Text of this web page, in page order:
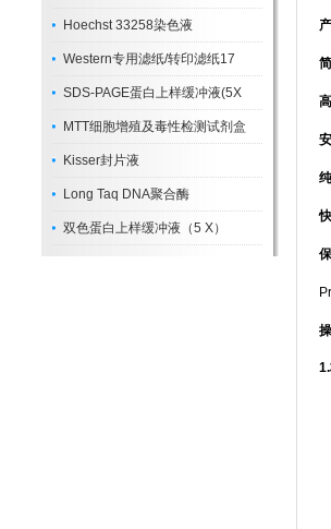
Hoechst 33258染色液
Western专用滤纸/转印滤纸17
SDS-PAGE蛋白上样缓冲液(5X
MTT细胞增殖及毒性检测试剂盒
Kisser封片液
Long Taq DNA聚合酶
双色蛋白上样缓冲液（5 X）
1.